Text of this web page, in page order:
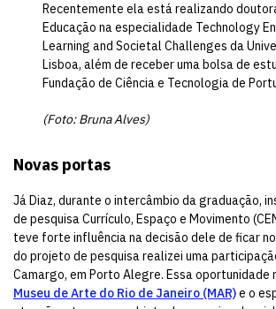
Recentemente ela está realizando
Educação na especialidade Technology
Learning and Societal Challenges da
Lisboa, além de receber uma bolsa de
Fundação de Ciência e Tecnologia de
(Foto: Bruna Alves)
Novas portas
Já Diaz, durante o intercâmbio da graduação,
de pesquisa Currículo, Espaço e Movimento
teve forte influência na decisão dele de ficar no
do projeto de pesquisa realizei uma
Camargo, em Porto Alegre. Essa oportunidade
Museu de Arte do Rio de Janeiro (MAR)e o